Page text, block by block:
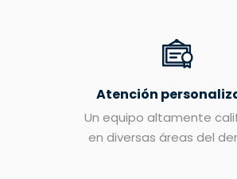
Atención
Un equipo altamente
en diversas áreas del